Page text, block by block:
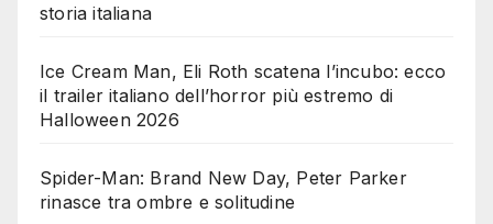
storia italiana
Ice Cream Man, Eli Roth scatena l’incubo: ecco
il trailer italiano dell’horror più estremo di
Halloween 2026
Spider-Man: Brand New Day, Peter Parker
rinasce tra ombre e solitudine